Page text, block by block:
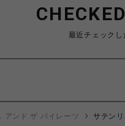
最近チェックし
アンド ザ パイレーツ サテン